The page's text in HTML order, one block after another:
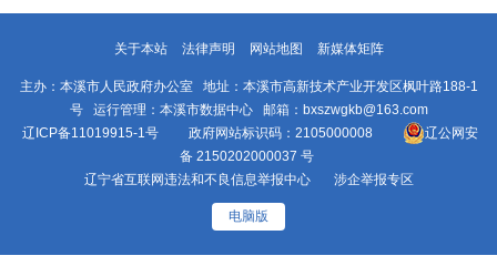
关于本站 法律声明 网站地图 新媒体矩阵
主办：本溪市人民政府办公室 地址：本溪市高新技术产业开发区枫叶路188-1
号 运行管理：本溪市数据中心 邮箱：bxszwgkb@163.com
辽ICP备11019915-1号 政府网站标识码：2105000008
辽公网安
备 2150202000037 号
辽宁省互联网违法和不良信息举报中心
涉企举报专区
电脑版